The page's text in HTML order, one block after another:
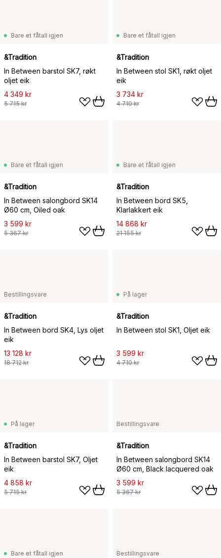
Bare et fåtall igjen
&Tradition
In Between barstol SK7, røkt
oljet eik
4 349 kr
5 715 kr
Bare et fåtall igjen
&Tradition
In Between stol SK1, røkt oljet
eik
3 734 kr
4 710 kr
Bare et fåtall igjen
&Tradition
In Between salongbord SK14
Ø60 cm, Oiled oak
3 599 kr
5 367 kr
Bare et fåtall igjen
&Tradition
In Between bord SK5,
Klarlakkert eik
14 868 kr
21 155 kr
Bestillingsvare
&Tradition
In Between bord SK4, Lys oljet
eik
13 128 kr
18 712 kr
På lager
&Tradition
In Between stol SK1, Oljet eik
3 599 kr
4 710 kr
På lager
&Tradition
In Between barstol SK7, Oljet
eik
4 858 kr
5 715 kr
Bestillingsvare
&Tradition
In Between salongbord SK14
Ø60 cm, Black lacquered oak
3 599 kr
5 367 kr
Bare et fåtall igjen Bestillingsvare